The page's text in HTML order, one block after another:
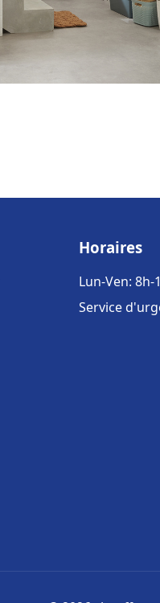
Horaires
Lun-Ven: 8h-
Service